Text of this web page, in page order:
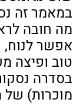
במאמר זה
מה חובה
אפשר לנוח,
טוב ופיצה
בסדרה
מוכרות) של